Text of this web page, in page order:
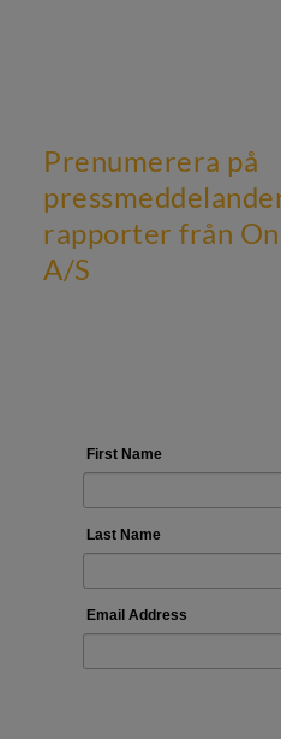
Prenumerera på
rapporter från
A/S